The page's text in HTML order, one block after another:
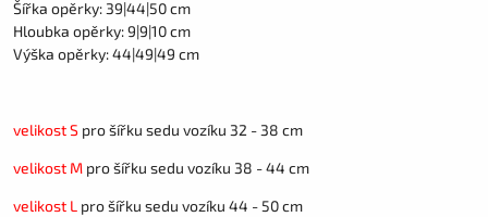
Šířka opěrky: 39|44|50 cm
Hloubka opěrky: 9|9|10 cm
Výška opěrky: 44|49|49 cm
velikost S pro šířku sedu vozíku 32 - 38 cm
velikost M pro šířku sedu vozíku 38 - 44 cm
velikost L pro šířku sedu vozíku 44 - 50 cm